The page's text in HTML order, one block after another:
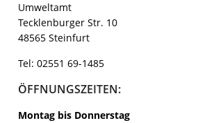
Umweltamt
Tecklenburger Str. 10
48565 Steinfurt
Tel: 02551 69-1485
ÖFFNUNGSZEITEN:
Montag bis Donnerstag